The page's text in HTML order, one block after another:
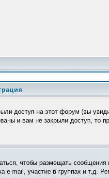
доступ на этот форум (вы
и вам не закрыли доступ, то
чтобы размещать
mail, участие в группах и т.д.